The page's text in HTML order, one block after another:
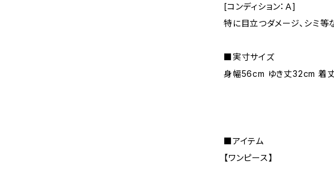
[コンディション：Ａ]
特に目立つダメージ、シミ等
■実寸サイズ
身幅56cm ゆき丈32cm 着
■アイテム
【ワンピース】